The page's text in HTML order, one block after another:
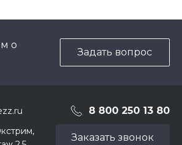
о
Задать вопрос
8 800 250 13 80
Заказать звонок